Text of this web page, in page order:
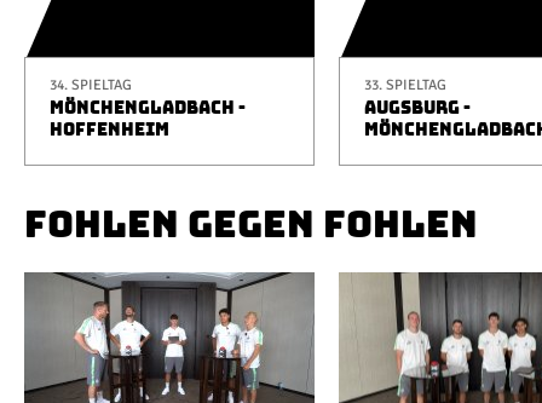
34. SPIELTAG
MÖNCHENGLADBACH -
HOFFENHEIM
33. SPIELTAG
AUGSBURG -
FOHLEN GEGEN FOHLEN